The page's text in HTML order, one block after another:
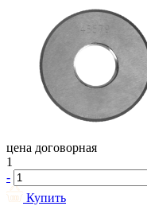
цена договорная
1
-
Купить